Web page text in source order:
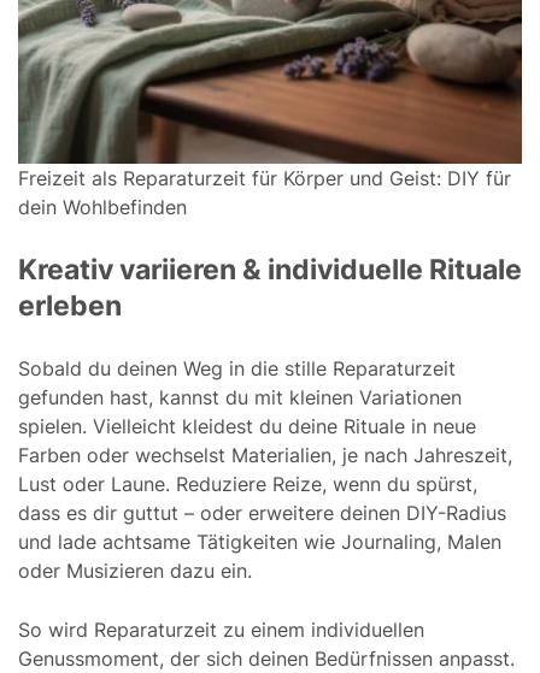
Freizeit als Reparaturzeit für Körper und Geist: DIY für
dein Wohlbefinden
Kreativ variieren & individuelle Rituale
erleben
Sobald du deinen Weg in die stille Reparaturzeit
gefunden hast, kannst du mit kleinen Variationen
spielen. Vielleicht kleidest du deine Rituale in neue
Farben oder wechselst Materialien, je nach Jahreszeit,
Lust oder Laune. Reduziere Reize, wenn du spürst,
dass es dir guttut – oder erweitere deinen DIY-Radius
und lade achtsame Tätigkeiten wie Journaling, Malen
oder Musizieren dazu ein.
So wird Reparaturzeit zu einem individuellen
Genussmoment, der sich deinen Bedürfnissen anpasst.